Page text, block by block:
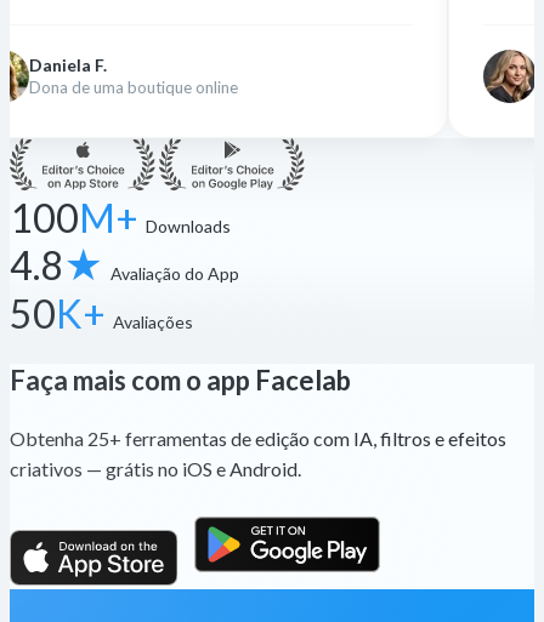
online Designer freelancer
100M+ Downloads
4.8★ Avaliação do App
50K+ Avaliações
Faça mais com o app Facelab
Obtenha 25+ ferramentas de edição com IA, filtros e efeitos
criativos — grátis no iOS e Android.